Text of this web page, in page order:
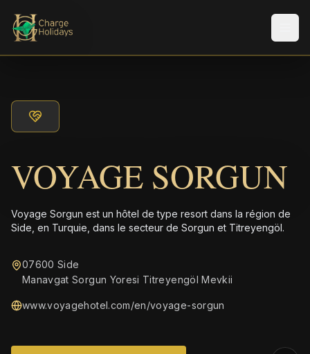
VOYAGE SORGUN
Voyage Sorgun est un hôtel de type resort dans la région de
Side, en Turquie, dans le secteur de Sorgun et Titreyengöl.
07600 Side
Manavgat Sorgun Yoresi Titreyengöl Mevkii
www.voyagehotel.com/en/voyage-sorgun